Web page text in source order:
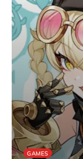
GAMES